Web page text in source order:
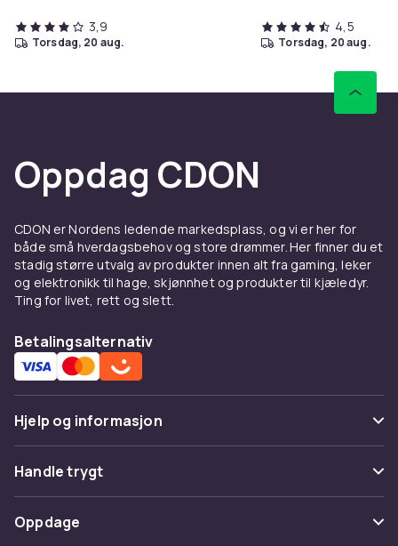
3,9
torsdag, 20 aug.
4,5
torsdag, 20 aug.
Oppdag CDON
CDON er Nordens ledende markedsplass, og vi er her for
både små hverdagsbehov og store drømmer. Her finner du et
stadig større utvalg av produkter innen alt fra gaming, leker
og elektronikk til hage, skjønnhet og produkter til kjæledyr.
Ting for livet, rett og slett.
Betalingsalternativ
Hjelp og informasjon
Vanlige spørsmål
Spor pakke
Angre & returner her
Handle trygt
Betaling
Oppdage